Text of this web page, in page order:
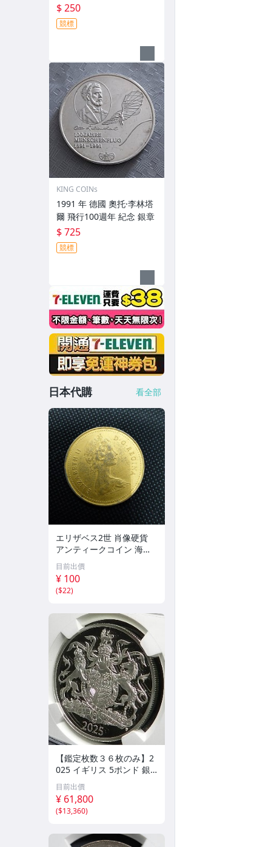
$ 250
競標
KING COINs
1991 年 德國 奧托·李林塔
爾 飛行100週年 紀念 銀章
$ 725
競標
日本代購 看全部
エリザベス2世 肖像硬貨
アンティークコイン 海外
古銭
目前出價
¥ 100
($22)
【鑑定枚数３６枚のみ】2
025 イギリス 5ポンド 銀
貨 NGC PF70 Ultra Came
o First Releases ロイヤル
コートオブアームズ 紋章
チャールズ3世
目前出價
¥ 61,800
($13,360)